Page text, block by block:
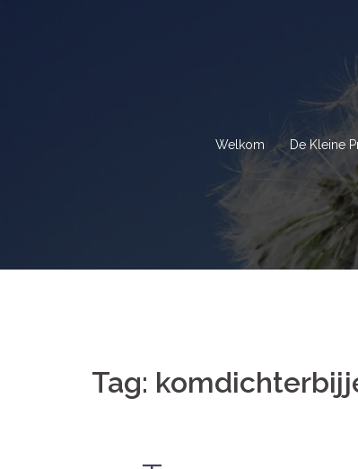
Welkom De Kleine
Tag: